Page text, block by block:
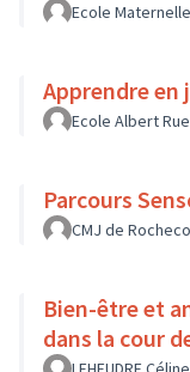
Ecole
Apprendre en
Ecole Albert
Parcours
CMJ de
Bien-être et
dans la cour